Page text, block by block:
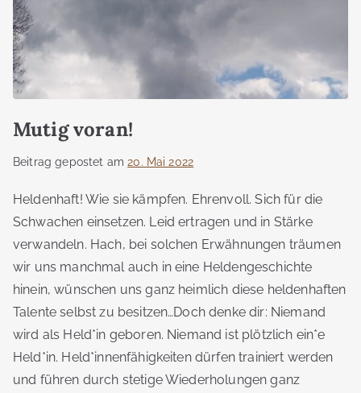
Mutig voran!
Beitrag gepostet am20. Mai 2022
Heldenhaft! Wie sie kämpfen. Ehrenvoll. Sich für die
Schwachen einsetzen. Leid ertragen und in Stärke
verwandeln. Hach, bei solchen Erwähnungen träumen
wir uns manchmal auch in eine Heldengeschichte
hinein, wünschen uns ganz heimlich diese heldenhaften
Talente selbst zu besitzen…Doch denke dir: Niemand
wird als Held*in geboren. Niemand ist plötzlich ein*e
Held*in. Held*innenfähigkeiten dürfen trainiert werden
und führen durch stetige Wiederholungen ganz